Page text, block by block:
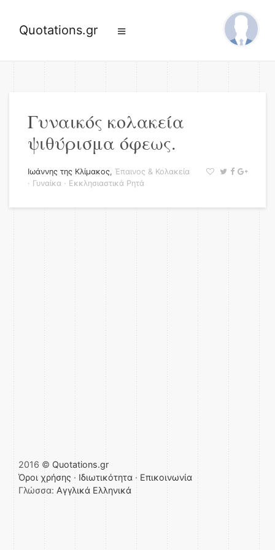
Quotations.gr
Γυναικός κολακεία
ψιθύρισμα όφεως.
Ιωάννης της Κλίμακος, Έπαινος & Κολακεία
· Γυναίκα · Εκκλησιαστικά Ρητά
2016 © Quotations.gr
Όροι χρήσης · Ιδιωτικότητα · Επικοινωνία
Γλώσσα: Αγγλικά Ελληνικά